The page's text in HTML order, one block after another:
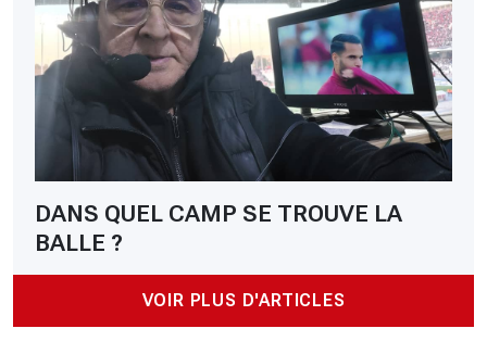
DANS QUEL CAMP SE TROUVE LA
BALLE ?
VOIR PLUS D'ARTICLES